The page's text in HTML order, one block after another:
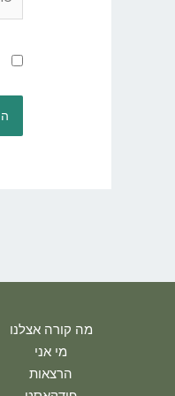
מה קורה אצלנו
מי אני
הרצאות